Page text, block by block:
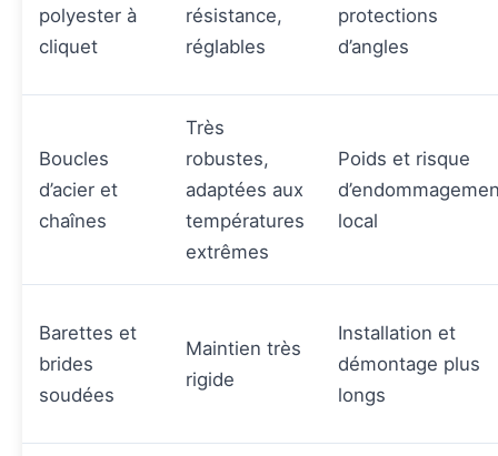
polyester à
cliquet
résistance,
réglables
protections
d’angles
Boucles
d’acier et
chaînes
Très
robustes,
adaptées aux
températures
extrêmes
Poids et risque
local
Barettes et
brides
soudées
Maintien très
rigide
Installation et
démontage plus
longs